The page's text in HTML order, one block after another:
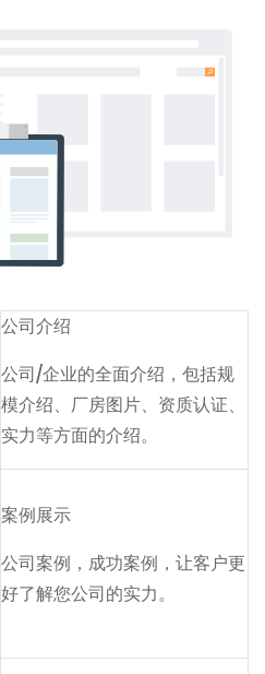
公司介绍
公司/企业的全面介绍，包括规
模介绍、厂房图片、资质认证、
实力等方面的介绍。
案例展示
公司案例，成功案例，让客户更
好了解您公司的实力。